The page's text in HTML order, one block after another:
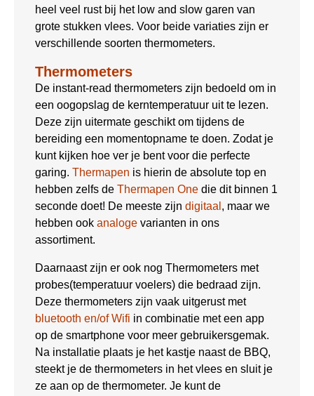
heel veel rust bij het low and slow garen van
grote stukken vlees. Voor beide variaties zijn er
verschillende soorten thermometers.
Thermometers
De instant-read thermometers zijn bedoeld om in
een oogopslag de kerntemperatuur uit te lezen.
Deze zijn uitermate geschikt om tijdens de
bereiding een momentopname te doen. Zodat je
kunt kijken hoe ver je bent voor die perfecte
garing. Thermapen is hierin de absolute top en
hebben zelfs de Thermapen One die dit binnen 1
seconde doet! De meeste zijn digitaal , maar we
hebben ook analoge varianten in ons
assortiment.
Daarnaast zijn er ook nog Thermometers met
probes(temperatuur voelers) die bedraad zijn.
Deze thermometers zijn vaak uitgerust met
bluetooth en/of Wifi in combinatie met een app
op de smartphone voor meer gebruikersgemak.
Na installatie plaats je het kastje naast de BBQ,
steekt je de thermometers in het vlees en sluit je
ze aan op de thermometer. Je kunt de